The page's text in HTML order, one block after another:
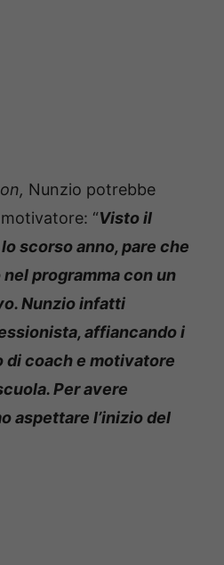
Nunzio potrebbe
“Visto il
scorso anno, pare che
nel programma con un
Nunzio infatti
affiancando i
di coach e motivatore
Per avere
aspettare l’inizio del